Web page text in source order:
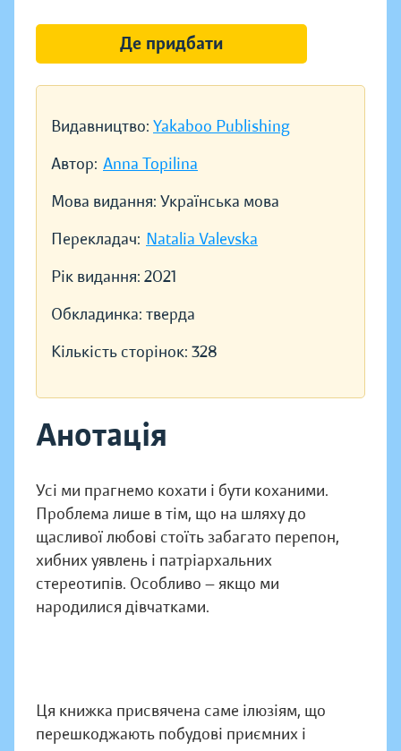
Видавництво: Yakaboo Publishing
Автор: Anna Topilina
Мова видання: Українська мова
Перекладач: Natalia Valevska
Рік видання: 2021
Обкладинка: тверда
Кількість сторінок: 328
Анотація
Усі ми прагнемо кохати і бути коханими.
Проблема лише в тім, що на шляху до
щасливої любові стоїть забагато перепон,
хибних уявлень і патріархальних
стереотипів. Особливо — якщо ми
народилися дівчатками.
Ця книжка присвячена саме ілюзіям, що
перешкоджають побудові приємних і
Де придбати